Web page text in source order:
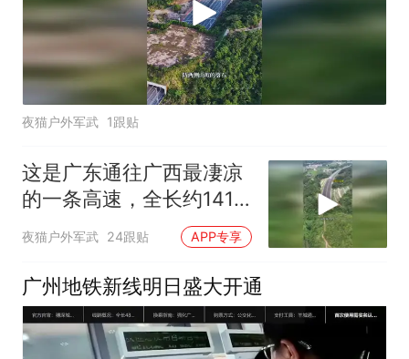
夜猫户外军武 1跟贴
这是广东通往广西最凄凉
的一条高速，全长约141
公里，
夜猫户外军武 24跟贴 APP专享
广州地铁新线明日盛大开通